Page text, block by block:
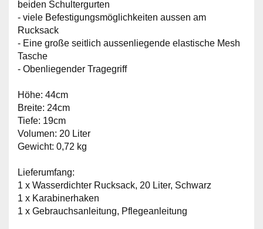
beiden Schultergurten
- viele Befestigungsmöglichkeiten aussen am
Rucksack
- Eine große seitlich aussenliegende elastische Mesh
Tasche
- Obenliegender Tragegriff
Höhe: 44cm
Breite: 24cm
Tiefe: 19cm
Volumen: 20 Liter
Gewicht: 0,72 kg
Lieferumfang:
1 x Wasserdichter Rucksack, 20 Liter, Schwarz
1 x Karabinerhaken
1 x Gebrauchsanleitung, Pflegeanleitung